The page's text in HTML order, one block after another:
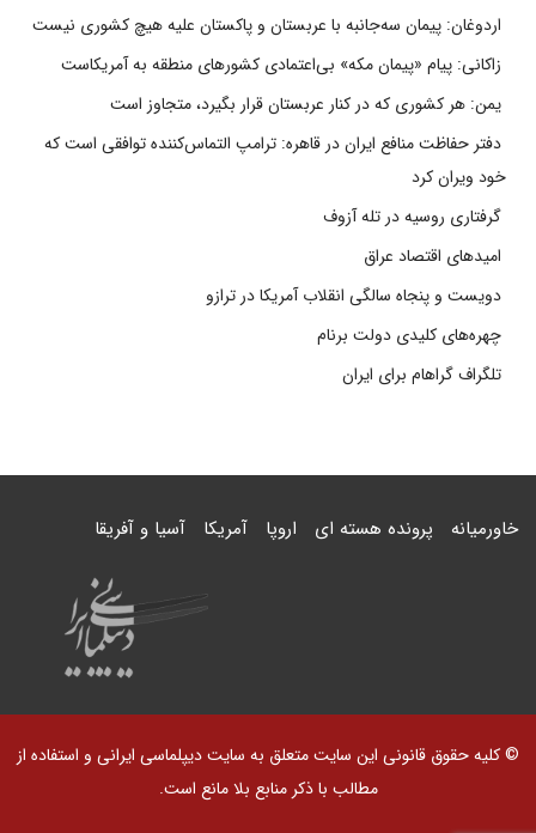
اردوغان: پیمان سه‌جانبه با عربستان و پاکستان علیه هیچ کشوری نیست
زاکانی: پیام «پیمان مکه» بی‌اعتمادی کشورهای منطقه به آمریکاست
یمن: هر کشوری که در کنار عربستان قرار بگیرد، متجاوز است
دفتر حفاظت منافع ایران در قاهره: ترامپ التماس‌کننده توافقی است که
خود ویران کرد
گرفتاری روسیه در تله آزوف
امیدهای اقتصاد عراق
دویست و پنجاه سالگی انقلاب آمریکا در ترازو
چهره‌های کلیدی دولت برنام
تلگراف گراهام برای ایران
خاورمیانه پرونده هسته ای اروپا آمریکا آسیا و آفریقا
© کلیه حقوق قانونی این سایت متعلق به سایت دیپلماسی ایرانی و استفاده از
مطالب با ذکر منابع بلا مانع است.